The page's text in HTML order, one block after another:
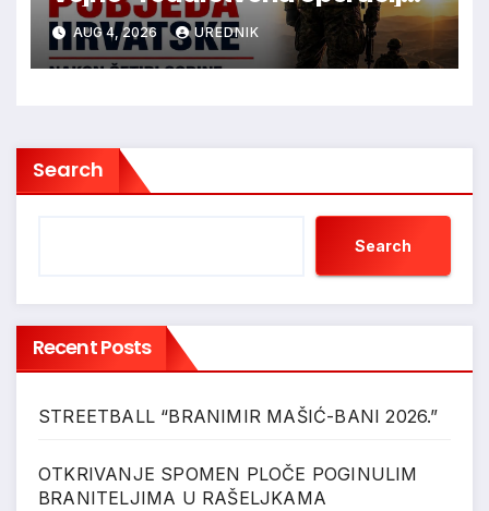
Oluja
AUG 4, 2026 UREDNIK
Search
Search
Recent Posts
STREETBALL “BRANIMIR MAŠIĆ-BANI 2026.”
OTKRIVANJE SPOMEN PLOČE POGINULIM
BRANITELJIMA U RAŠELJKAMA